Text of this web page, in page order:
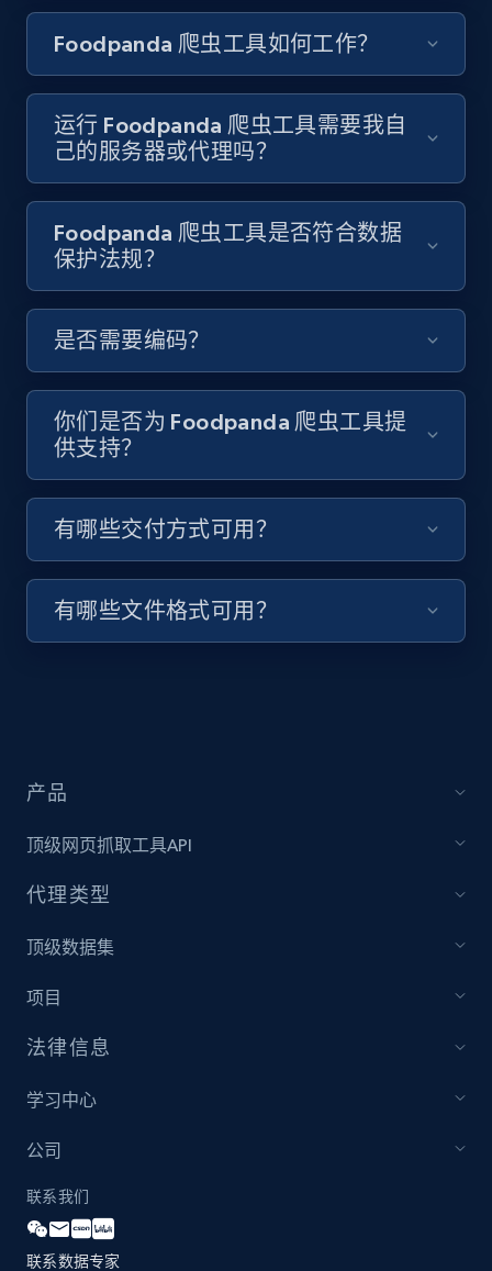
Video length, Likes, Views, and more.
8.1K+ 716+ 注册使用
keyword and then apply relevant video
filters
URL, Title, Youtuber, Youtuber md5, Video url,
Video length, Likes, Views, and more.
8.1K+ 716+ 注册使用
Youtube - Videos posts - Collect YouTube
posts by hashtags
URL, Title, Youtuber, Youtuber md5, Video url,
Video length, Likes, Views, and more.
8.1K+ 716+
URL, Title, Youtuber, Youtuber md5, Video url,
by podcast url
URL, Title, Youtuber, Youtuber md5, Video url,
Amazon Reviews
Foodpanda 爬虫工具如何工作？
运行 Foodpanda 爬虫工具需要我自
己的服务器或代理吗？
Foodpanda 爬虫工具是否符合数据
保护法规？
是否需要编码？
你们是否为 Foodpanda 爬虫工具提
供支持？
有哪些交付方式可用？
有哪些文件格式可用？
产品
顶级网页抓取工具API
代理类型
顶级数据集
项目
法律信息
学习中心
公司
联系我们
联系数据专家